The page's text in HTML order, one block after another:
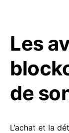
Les
de
L’achat et la